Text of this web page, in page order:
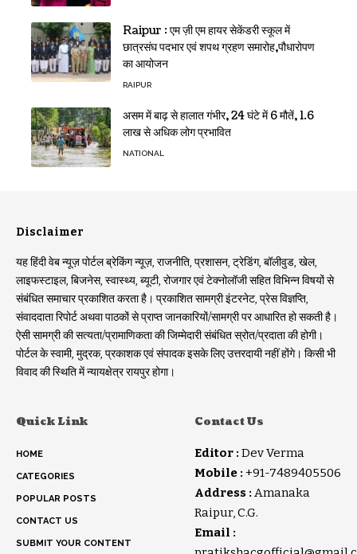
Raipur : एम ज़ी एम हायर सेकेंडरी स्कूल में
छात्रसंघ पदभार एवं शपथ ग्रहण समारोह,पौधारोपण
का आयोजन
RAIPUR
असम में बाढ़ से हालात गंभीर, 24 घंटे में 6 मौतें, 1.6
लाख से अधिक लोग प्रभावित
NATIONAL
Disclaimer
यह हिंदी वेब न्यूज़ पोर्टल ब्रेकिंग न्यूज़, राजनीति, प्रशासन, ट्रेडिंग, बॉलीवुड, खेल,
लाइफस्टाइल, बिजनेस, स्वास्थ्य, ब्यूटी, रोजगार एवं टेक्नोलॉजी सहित विभिन्न विषयों से
संबंधित समाचार प्रकाशित करता है। प्रकाशित सामग्री इंटरनेट, प्रेस विज्ञप्ति,
संवाददाता रिपोर्ट अथवा पाठकों से प्राप्त जानकारियों/सामग्री पर आधारित हो सकती है।
ऐसी सामग्री की सत्यता/प्रामाणिकता की जिम्मेदारी संबंधित स्रोत/प्रदाता की होगी।
पोर्टल के स्वामी, मुद्रक, प्रकाशक एवं संपादक इसके लिए उत्तरदायी नहीं होंगे। किसी भी
विवाद की स्थिति में न्यायक्षेत्र रायपुर होगा।
Quick Link
HOME
CATEGORIES
POPULAR POSTS
CONTACT US
SUBMIT YOUR CONTENT
Contact Us
Editor : Dev Verma
Mobile : +91-7489405506
Address : Amanaka
Raipur, C.G.
Email :